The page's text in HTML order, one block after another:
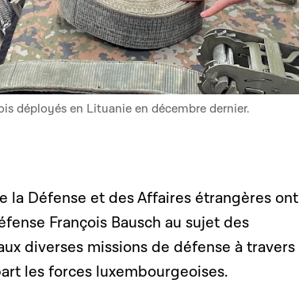
déployés en Lituanie en décembre dernier.
la Défense et des Affaires étrangères ont
François Bausch au sujet des
diverses missions de défense à travers
les forces luxembourgeoises.